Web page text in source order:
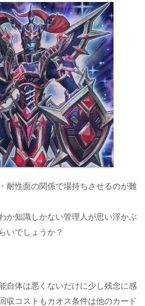
耐性面の関係で場持ちさせるのが難
か知識しかない管理人が思い浮かぶ
いでしょうか？
自体は悪くないだけに少し残念に感
収コストもカオス条件は他のカード